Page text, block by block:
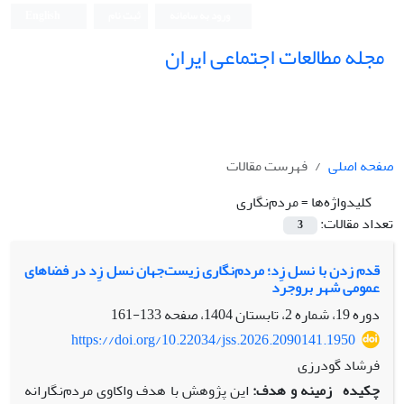
مجله مطالعات اجتماعی ایران
صفحه اصلی
فهرست مقالات
کلیدواژه‌ها =مردم‌نگاری
تعداد مقالات:
3
قدم زدن با نسل زِد؛ مردم‌نگاری زیست‌جهان نسل زِد در فضاهای
عمومی شهر بروجرد
دوره 19، شماره 2، تابستان 1404، صفحه
133-161
https://doi.org/10.22034/jss.2026.2090141.1950
فرشاد گودرزی
چکیده زمینه و هدف: این پژوهش با هدف واکاوی مردم‌نگارانه